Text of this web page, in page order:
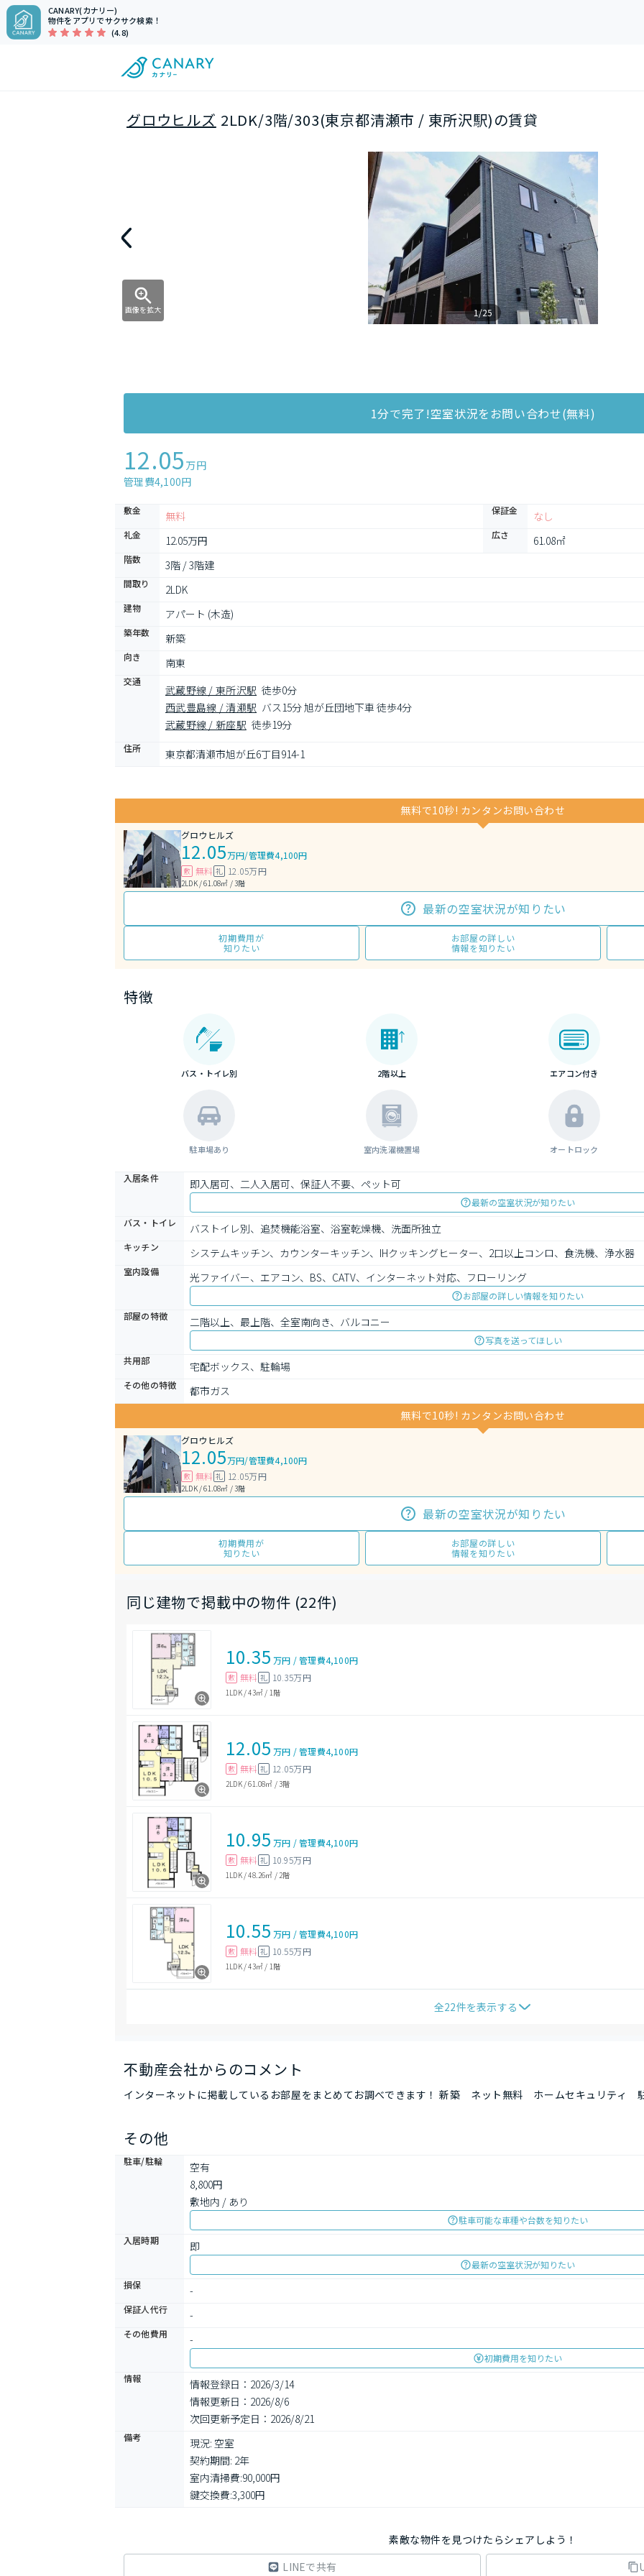
CANARY(カナリー)
物件をアプリでサクサク検索！
(4.8)
グロウヒルズ 2LDK/3階/303(東京都清瀬市 / 東所沢駅)の賃貸
画像を拡大 1/25
1分で完了!空室状況をお問い合わせ(無料)
12.05 万円
管理費4,100円
敷金 無料 保証金 なし
礼金 12.05万円 広さ 61.08㎡
階数 3階 / 3階建
間取り 2LDK
建物 アパート (木造)
築年数 新築
向き 南東
交通
武蔵野線 / 東所沢駅 徒歩0分
西武豊島線 / 清瀬駅 バス15分 旭が丘団地下車 徒歩4分
武蔵野線 / 新座駅 徒歩19分
住所 東京都清瀬市旭が丘6丁目914-1
無料で10秒! カンタンお問い合わせ
グロウヒルズ
12.05万円/管理費4,100円
敷 無料 礼 12.05万円
2LDK / 61.08㎡ / 3階
最新の空室状況が知りたい
初期費用が
知りたい
お部屋の詳しい
情報を知りたい
特徴
バス・トイレ別 2階以上 エアコン付き
駐車場あり 室内洗濯機置場 オートロック
入居条件 即入居可、二人入居可、保証人不要、ペット可
最新の空室状況が知りたい
バス・トイレ
バストイレ別、追焚機能浴室、浴室乾燥機、洗面所独立
キッチン システムキッチン、カウンターキッチン、IHクッキングヒーター、2口以上コンロ、食洗機、浄水器
室内設備 光ファイバー、エアコン、BS、CATV、インターネット対応、フローリング
お部屋の詳しい情報を知りたい
部屋の特徴
二階以上、最上階、全室南向き、バルコニー
写真を送ってほしい
共用部
宅配ボックス、駐輪場
その他の特徴
都市ガス
無料で10秒! カンタンお問い合わせ
グロウヒルズ
12.05万円/管理費4,100円
敷 無料 礼 12.05万円
2LDK / 61.08㎡ / 3階
最新の空室状況が知りたい
初期費用が
知りたい
お部屋の詳しい
情報を知りたい
同じ建物で掲載中の物件 (22件)
10.35 万円 /管理費4,100円
敷 無料 礼 10.35万円
1LDK/43㎡ / 1階
12.05 万円 /管理費4,100円
敷 無料 礼 12.05万円
2LDK/61.08㎡ /3階
10.95 万円 /管理費4,100円
敷 無料 礼 10.95万円
1LDK/48.26㎡ / 2階
10.55 万円 /管理費4,100円
敷 無料 礼 10.55万円
1LDK/43㎡ / 1階
全22件を表示する
不動産会社からのコメント
インターネットに掲載しているお部屋をまとめてお調べできます！ 新築 ネット無料 ホームセキュリティ
その他
駐車/駐輪
空有
8,800円
敷地内 / あり
駐車可能な車種や台数を知りたい
入居時期
即
最新の空室状況が知りたい
損保
-
保証人代行 -
その他費用 -
初期費用を知りたい
情報
情報登録日：2026/3/14
情報更新日：2026/8/6
次回更新予定日：2026/8/21
備考
現況: 空室
契約期間: 2年
室内清掃費:90,000円
鍵交換費:3,300円
素敵な物件を見つけたらシェアしよう！
LINEで共有